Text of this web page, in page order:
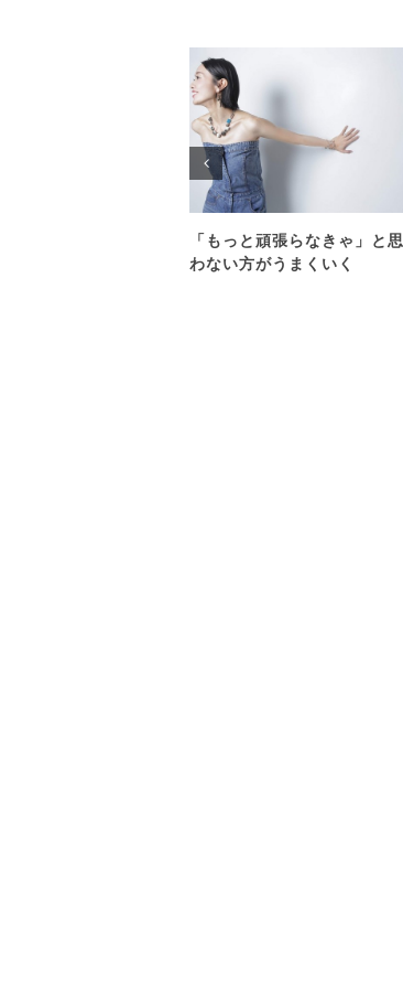
「もっと頑張らなきゃ」と思
わない方がうまくいく